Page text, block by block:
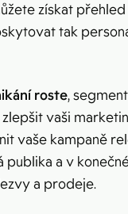
získat
tak
roste,
vaši
vaše kampaně
publika a v
a prodeje.